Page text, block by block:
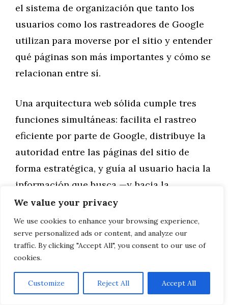
We value your privacy
We use cookies to enhance your browsing experience,
serve personalized ads or content, and analyze our
traffic. By clicking "Accept All", you consent to our use of
cookies.
Customize Reject All Accept All
el sistema de organización que tanto los
usuarios como los rastreadores de Google
utilizan para moverse por el sitio y entender
qué páginas son más importantes y cómo se
relacionan entre sí.
Una arquitectura web sólida cumple tres
funciones simultáneas: facilita el rastreo
eficiente por parte de Google, distribuye la
autoridad entre las páginas del sitio de
forma estratégica, y guía al usuario hacia la
información que busca —y hacia la
conversión— con el menor número de clics
posible.
Los principios de una arquitectura SEO
efectiva
La regla de los tres clics.
Cualquier página
importante del sitio debe ser accesible